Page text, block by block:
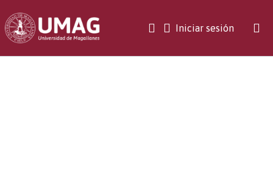
Iniciar sesión(current)